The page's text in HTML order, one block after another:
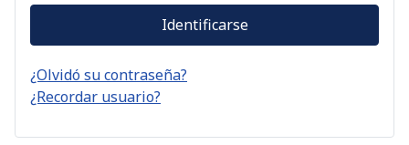
Identificarse
¿Olvidó su contraseña?
¿Recordar usuario?